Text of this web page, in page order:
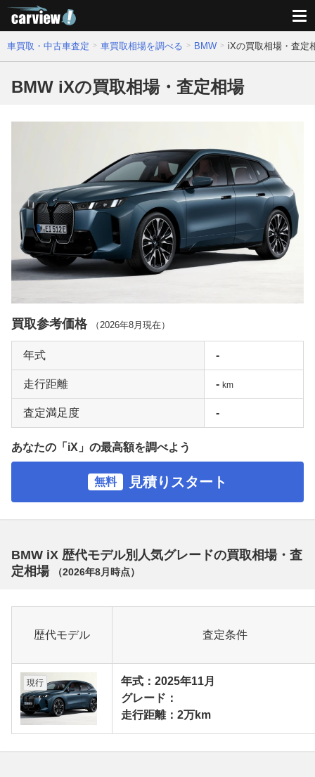
車買取・中古車査定 車買取相場を調べる BMW iXの買取相場・査定
BMW iXの買取相場・査定相場
買取参考価格 （ 2026年8月 現在）
年式 -
走行距離 - km
査定満足度 -
あなたの「iX」の最高額を調べよう
無料 見積りスタート
BMW iX 歴代モデル別人気グレードの買取相場・査
定相場
（2026年8月 時点）
歴代モデル 査定条件
現行
年式：2025年11月
グレード：
走行距離：2万km